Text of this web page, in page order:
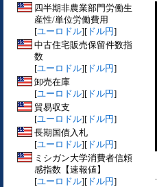
四半期非農業部門労働生
産性/単位労働費用
[ユーロドル][ ドル円]
中古住宅販売保留件数指
数
[ユーロドル][ ドル円]
卸売在庫
[ユーロドル][ ドル円]
貿易収支
[ユーロドル][ ドル円]
長期国債入札
[ユーロドル][ ドル円]
ミシガン大学消費者信頼
感指数【速報値】
[ユーロドル][ ドル円]